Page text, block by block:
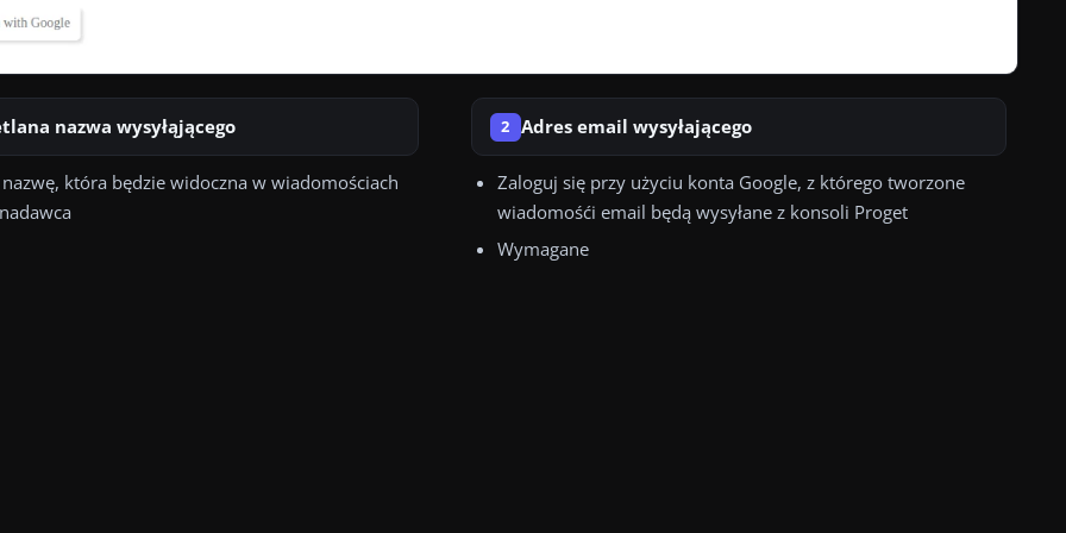
nazwa wysyłąjącego
która będzie widoczna w wiadomościach
2 Adres email wysyłającego
Zaloguj się przy użyciu konta Google, z którego tworzone
wiadomośći email będą wysyłane z konsoli Proget
Wymagane